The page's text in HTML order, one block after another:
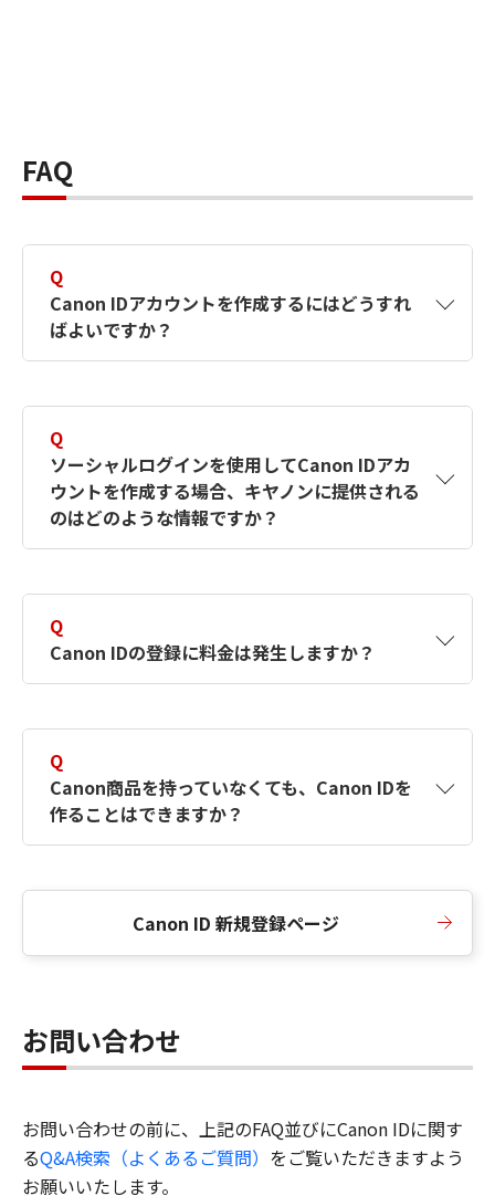
FAQ
Q
Canon IDアカウントを作成するにはどうすれ
ばよいですか？
す。詳しい作成方法は【カメラ】Canon IDとは
何ですか？Canon IDの作成方法は？をご確認く
ださい。
Q
ソーシャルログインを使用してCanon IDアカ
ウントを作成する場合、キヤノンに提供される
のはどのような情報ですか？
択したサービスから取得します。アカウントを
簡単に作成できるように、この情報を使用して
Canon IDの登録フォームを入力します。
Q
Canon IDの登録に料金は発生しますか？
Q
Canon商品を持っていなくても、Canon IDを
作ることはできますか？
Canon ID 新規登録ページ
お問い合わせ
お問い合わせの前に、上記のFAQ並びにCanon IDに関す
るQ&A検索（よくあるご質問） をご覧いただきますよう
お願いいたします。